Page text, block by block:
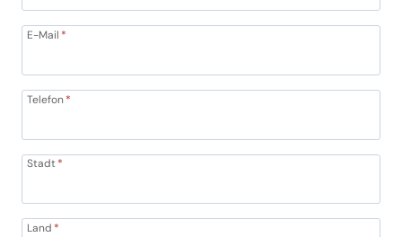
E-Mail *
Telefon*
Stadt*
Land *